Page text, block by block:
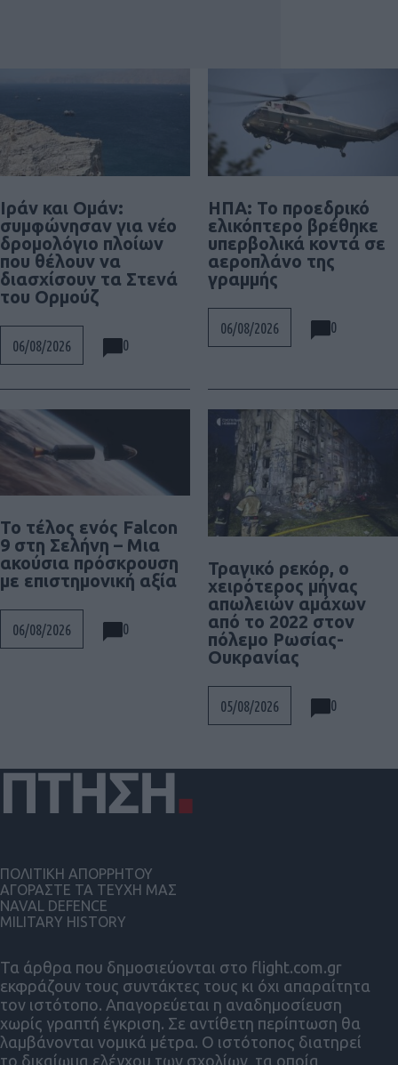
Ιράν και Ομάν:
συμφώνησαν για νέο
δρομολόγιο πλοίων
που θέλουν να
διασχίσουν τα Στενά
του Ορμούζ
06/08/2026 0
ΗΠΑ: Το προεδρικό
ελικόπτερο βρέθηκε
υπερβολικά κοντά σε
αεροπλάνο της
γραμμής
06/08/2026 0
Το τέλος ενός Falcon
9 στη Σελήνη – Μια
ακούσια πρόσκρουση
με επιστημονική αξία
06/08/2026 0
Τραγικό ρεκόρ, ο
χειρότερος μήνας
απωλειών αμάχων
από το 2022 στον
πόλεμο Ρωσίας-
Ουκρανίας
05/08/2026 0
Τα άρθρα που δημοσιεύονται στο flight.com.gr
εκφράζουν τους συντάκτες τους κι όχι απαραίτητα
τον ιστότοπο. Απαγορεύεται η αναδημοσίευση
χωρίς γραπτή έγκριση. Σε αντίθετη περίπτωση θα
λαμβάνονται νομικά μέτρα. Ο ιστότοπος διατηρεί
το δικαίωμα ελέγχου των σχολίων, τα οποία
ΠΟΛΙΤΙΚΗ ΑΠΟΡΡΗΤΟΥ
ΑΓΟΡΑΣΤΕ ΤΑ ΤΕΥΧΗ ΜΑΣ
NAVAL DEFENCE
MILITARY HISTORY